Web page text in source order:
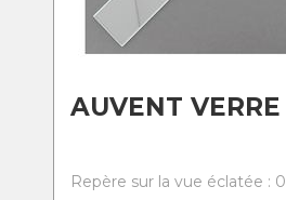
AUVENT VERRE
Repère sur la vue éclatée : 0